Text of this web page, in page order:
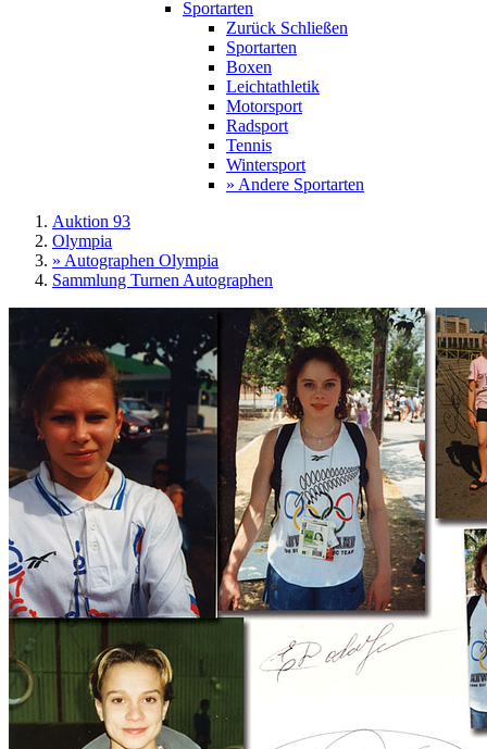
Sportarten
Zurück Schließen
Sportarten
Boxen
Leichtathletik
Motorsport
Radsport
Tennis
Wintersport
» Andere Sportarten
Auktion 93
Olympia
» Autographen Olympia
Sammlung Turnen Autographen